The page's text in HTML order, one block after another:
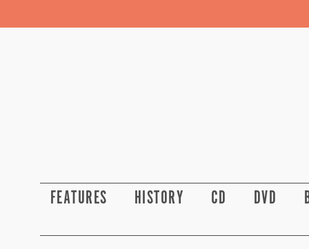
FEATURES HISTORY CD DVD